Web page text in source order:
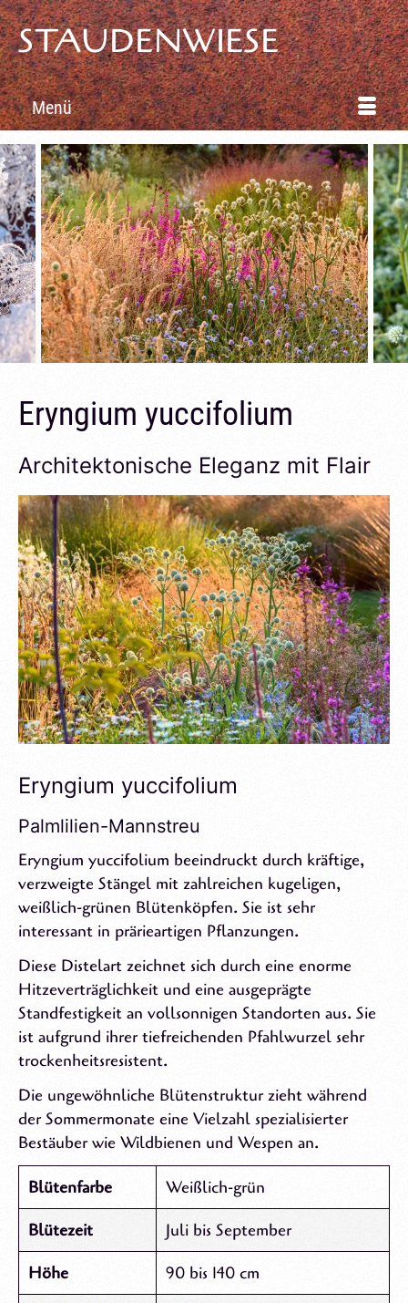
STAUDENWIESE
Menü
Eryngium yuccifolium
Architektonische Eleganz mit Flair
Eryngium yuccifolium
Palmlilien-Mannstreu
Eryngium yuccifolium beeindruckt durch kräftige,
verzweigte Stängel mit zahlreichen kugeligen,
weißlich-grünen Blütenköpfen. Sie ist sehr
interessant in prärieartigen Pflanzungen.
Diese Distelart zeichnet sich durch eine enorme
Hitzeverträglichkeit und eine ausgeprägte
Standfestigkeit an vollsonnigen Standorten aus. Sie
ist aufgrund ihrer tiefreichenden Pfahlwurzel sehr
trockenheitsresistent.
Die ungewöhnliche Blütenstruktur zieht während
der Sommermonate eine Vielzahl spezialisierter
Bestäuber wie Wildbienen und Wespen an.
Blütenfarbe
Weißlich-grün
Blütezeit
Juli bis September
Höhe
90 bis 140 cm